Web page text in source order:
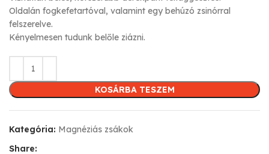
Oldalán fogkefetartóval, valamint egy behúzó zsinórral
felszerelve.
Kényelmesen tudunk belőle ziázni.
KOSÁRBA TESZEM
Kategória: Magnéziás zsákok
Share: